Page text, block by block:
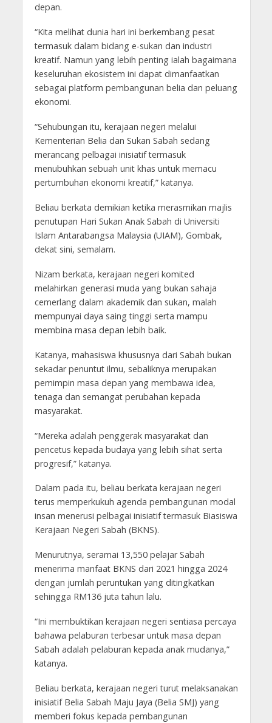
depan.
“Kita melihat dunia hari ini berkembang pesat
termasuk dalam bidang e-sukan dan industri
kreatif. Namun yang lebih penting ialah bagaimana
keseluruhan ekosistem ini dapat dimanfaatkan
sebagai platform pembangunan belia dan peluang
ekonomi.
“Sehubungan itu, kerajaan negeri melalui
Kementerian Belia dan Sukan Sabah sedang
merancang pelbagai inisiatif termasuk
menubuhkan sebuah unit khas untuk memacu
pertumbuhan ekonomi kreatif,” katanya.
Beliau berkata demikian ketika merasmikan majlis
penutupan Hari Sukan Anak Sabah di Universiti
Islam Antarabangsa Malaysia (UIAM), Gombak,
dekat sini, semalam.
Nizam berkata, kerajaan negeri komited
melahirkan generasi muda yang bukan sahaja
cemerlang dalam akademik dan sukan, malah
mempunyai daya saing tinggi serta mampu
membina masa depan lebih baik.
Katanya, mahasiswa khususnya dari Sabah bukan
sekadar penuntut ilmu, sebaliknya merupakan
pemimpin masa depan yang membawa idea,
tenaga dan semangat perubahan kepada
masyarakat.
“Mereka adalah penggerak masyarakat dan
pencetus kepada budaya yang lebih sihat serta
progresif,” katanya.
Dalam pada itu, beliau berkata kerajaan negeri
terus memperkukuh agenda pembangunan modal
insan menerusi pelbagai inisiatif termasuk Biasiswa
Kerajaan Negeri Sabah (BKNS).
Menurutnya, seramai 13,550 pelajar Sabah
menerima manfaat BKNS dari 2021 hingga 2024
dengan jumlah peruntukan yang ditingkatkan
sehingga RM136 juta tahun lalu.
“Ini membuktikan kerajaan negeri sentiasa percaya
bahawa pelaburan terbesar untuk masa depan
Sabah adalah pelaburan kepada anak mudanya,”
katanya.
Beliau berkata, kerajaan negeri turut melaksanakan
inisiatif Belia Sabah Maju Jaya (Belia SMJ) yang
memberi fokus kepada pembangunan